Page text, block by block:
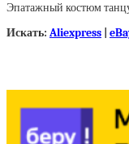
Эпатажный костюм
Искать: Aliexpress